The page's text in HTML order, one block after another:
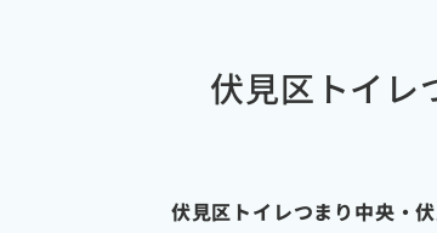
伏見区トイレ
伏見区トイレつまり中央・